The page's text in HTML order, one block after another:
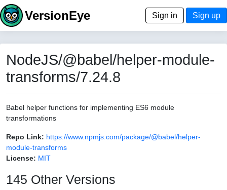
VersionEye Sign in Sign up
NodeJS/@babel/helper-module-
transforms/7.24.8
Babel helper functions for implementing ES6 module
transformations
Repo Link: https://www.npmjs.com/package/@babel/helper-
module-transforms
License: MIT
145 Other Versions